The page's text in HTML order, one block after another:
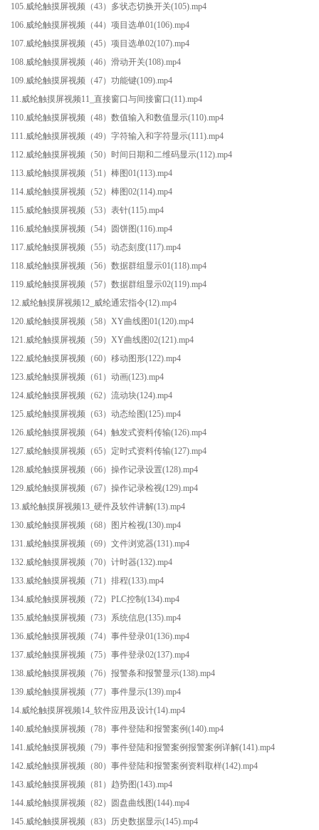
105.威纶触摸屏视频（43）多状态切换开关(105).mp4
106.威纶触摸屏视频（44）项目选单01(106).mp4
107.威纶触摸屏视频（45）项目选单02(107).mp4
108.威纶触摸屏视频（46）滑动开关(108).mp4
109.威纶触摸屏视频（47）功能键(109).mp4
11.威纶触摸屏视频11_直接窗口与间接窗口(11).mp4
110.威纶触摸屏视频（48）数值输入和数值显示(110).mp4
111.威纶触摸屏视频（49）字符输入和字符显示(111).mp4
112.威纶触摸屏视频（50）时间日期和二维码显示(112).mp4
113.威纶触摸屏视频（51）棒图01(113).mp4
114.威纶触摸屏视频（52）棒图02(114).mp4
115.威纶触摸屏视频（53）表针(115).mp4
116.威纶触摸屏视频（54）圆饼图(116).mp4
117.威纶触摸屏视频（55）动态刻度(117).mp4
118.威纶触摸屏视频（56）数据群组显示01(118).mp4
119.威纶触摸屏视频（57）数据群组显示02(119).mp4
12.威纶触摸屏视频12_威纶通宏指令(12).mp4
120.威纶触摸屏视频（58）XY曲线图01(120).mp4
121.威纶触摸屏视频（59）XY曲线图02(121).mp4
122.威纶触摸屏视频（60）移动图形(122).mp4
123.威纶触摸屏视频（61）动画(123).mp4
124.威纶触摸屏视频（62）流动块(124).mp4
125.威纶触摸屏视频（63）动态绘图(125).mp4
126.威纶触摸屏视频（64）触发式资料传输(126).mp4
127.威纶触摸屏视频（65）定时式资料传输(127).mp4
128.威纶触摸屏视频（66）操作记录设置(128).mp4
129.威纶触摸屏视频（67）操作记录检视(129).mp4
13.威纶触摸屏视频13_硬件及软件讲解(13).mp4
130.威纶触摸屏视频（68）图片检视(130).mp4
131.威纶触摸屏视频（69）文件浏览器(131).mp4
132.威纶触摸屏视频（70）计时器(132).mp4
133.威纶触摸屏视频（71）排程(133).mp4
134.威纶触摸屏视频（72）PLC控制(134).mp4
135.威纶触摸屏视频（73）系统信息(135).mp4
136.威纶触摸屏视频（74）事件登录01(136).mp4
137.威纶触摸屏视频（75）事件登录02(137).mp4
138.威纶触摸屏视频（76）报警条和报警显示(138).mp4
139.威纶触摸屏视频（77）事件显示(139).mp4
14.威纶触摸屏视频14_软件应用及设计(14).mp4
140.威纶触摸屏视频（78）事件登陆和报警案例(140).mp4
141.威纶触摸屏视频（79）事件登陆和报警案例报警案例详解(141).mp4
142.威纶触摸屏视频（80）事件登陆和报警案例资料取样(142).mp4
143.威纶触摸屏视频（81）趋势图(143).mp4
144.威纶触摸屏视频（82）圆盘曲线图(144).mp4
145.威纶触摸屏视频（83）历史数据显示(145).mp4